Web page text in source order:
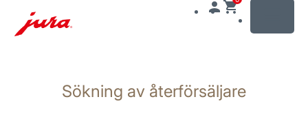
Sökning av återförsäljare